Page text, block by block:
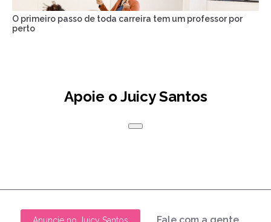
O primeiro passo de toda carreira tem um professor por
perto
Apoie o Juicy Santos
Anuncie no Juicy Santos